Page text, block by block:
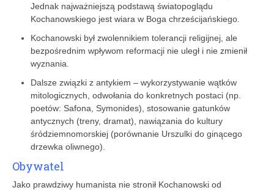
Jednak najważniejszą podstawą światopoglądu
Kochanowskiego jest wiara w Boga chrześcijańskiego.
Kochanowski był zwolennikiem tolerancji religijnej, ale
bezpośrednim wpływom reformacji nie uległ i nie zmienił
wyznania.
Dalsze związki z antykiem – wykorzystywanie wątków
mitologicznych, odwołania do konkretnych postaci (np.
poetów: Safona, Symonides), stosowanie gatunków
antycznych (treny, dramat), nawiązania do kultury
śródziemnomorskiej (porównanie Urszulki do ginącego
drzewka oliwnego).
Obywatel
Jako prawdziwy humanista nie stronił Kochanowski od